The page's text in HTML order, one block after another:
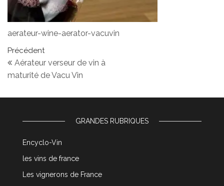
aerateur-wine-aerator-vacuvin
Navigation de l’article
Article précédent
Précédent
Aérateur verseur de vin à
maturité de Vacu Vin
GRANDES RUBRIQUES
Encyclo-Vin
les vins de france
Les vignerons de France